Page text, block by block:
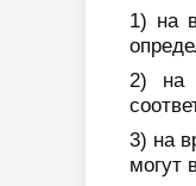
1) на
2) на
3) на
могут